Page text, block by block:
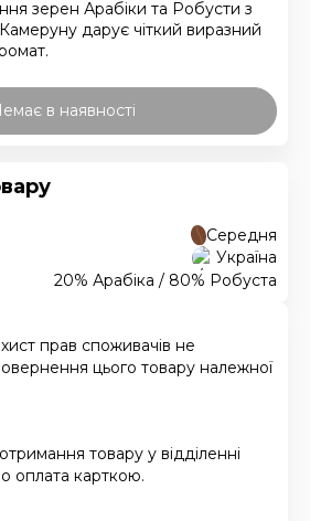
зерен Арабіки та Робусти з
дарує чіткий виразний
в наявності
Середня
Україна
20% Арабіка / 80% Робуста
прав споживачів не
цього товару належної
товару у відділенні
оплата карткою.